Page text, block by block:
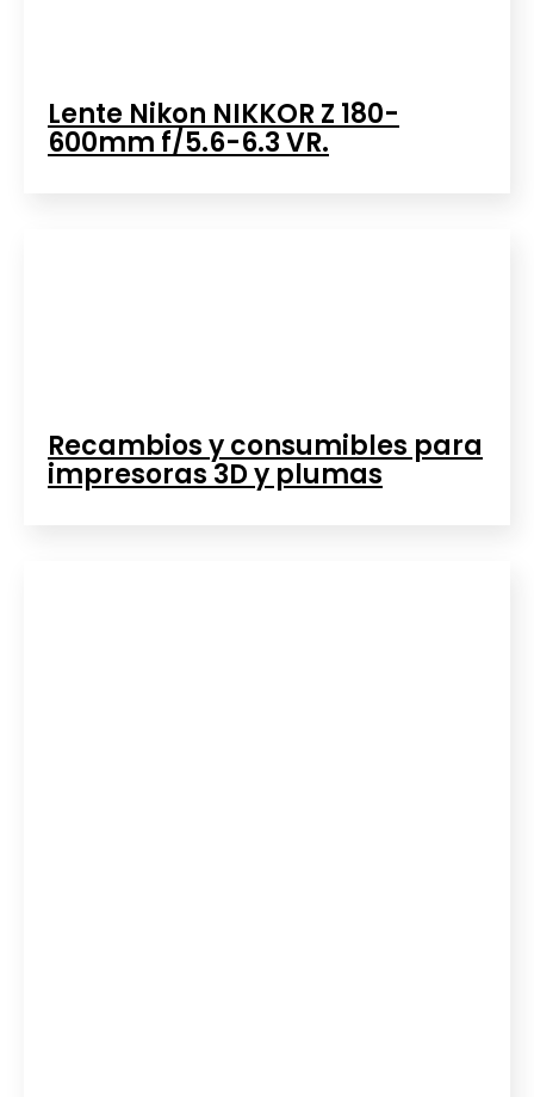
Lente Nikon NIKKOR Z 180-
600mm f/5.6-6.3 VR.
Recambios y consumibles para
impresoras 3D y plumas